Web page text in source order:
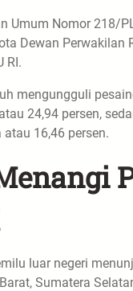
Umum Nomor 218/
Dewan Perwakilan
RI.
mengungguli
24,94 persen,
16,46 persen.
luar negeri
Sumatera